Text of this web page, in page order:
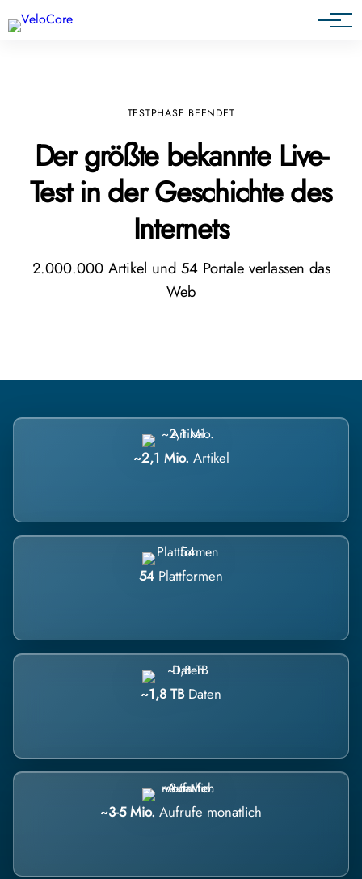
Agenturen & Webdesigner
TESTPHASE BEENDET
Der größte bekannte Live-
Test in der Geschichte des
Internets
2.000.000 Artikel und 54 Portale verlassen das
Web
~2,1 Mio. Artikel
54 Plattformen
~1,8 TB Daten
~3-5 Mio. Aufrufe monatlich